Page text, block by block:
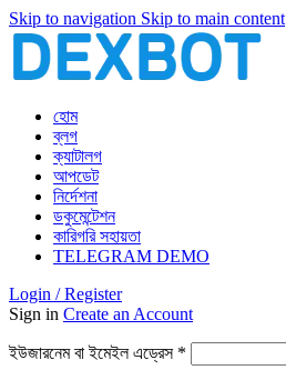
Skip to navigation Skip to main content
হোম
ব্লগ
ক্যাটালগ
আপডেট
নির্দেশনা
ডকুমেন্টেশন
কারিগরি সহায়তা
TELEGRAM DEMO
Login / Register
Sign in Create an Account
ইউজারনেম বা ইমেইল এড্রেস *